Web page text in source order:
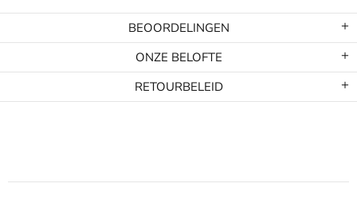
BEOORDELINGEN
ONZE BELOFTE
RETOURBELEID